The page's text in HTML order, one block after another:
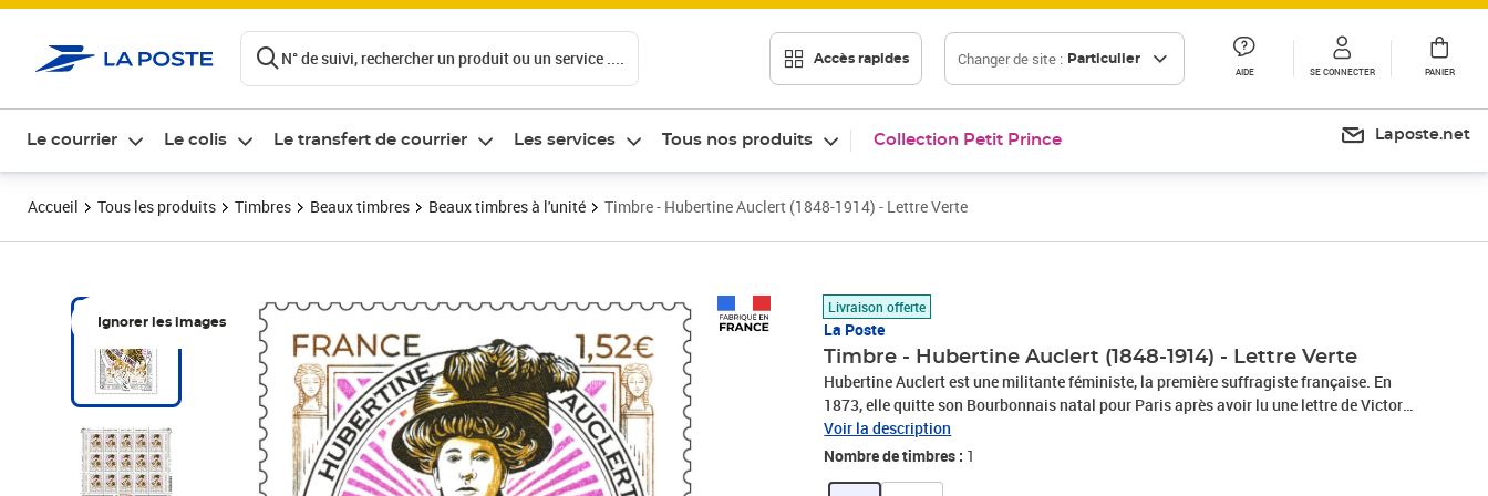
N° de suivi, rechercher un produit ou un service .... Accès rapides Changer de site : Particulier
AIDE SE CONNECTER PANIER
Le courrier Le colis Le transfert de courrier Les services Tous nos produits Collection Petit Prince Laposte.net
Accueil Tous les produits Timbres Beaux timbres Beaux timbres à l'unité Timbre - Hubertine Auclert (1848-1914) - Lettre Verte
Ignorer les images
Livraison offerte
La Poste
Timbre - Hubertine Auclert (1848-1914) - Lettre Verte
Hubertine Auclert est une militante féministe, la première suffragiste française. En
1873, elle quitte son Bourbonnais natal pour Paris après avoir lu une lettre de Victor
Hugo qui dénonce l’iniquité de la condition des femmes, exclues de la citoyenneté
sous la Révolution, privées de leurs droits civils par le Code Napoléon, exploitées
Voir la description
Nombre de timbres : 1
Prix 1,52€